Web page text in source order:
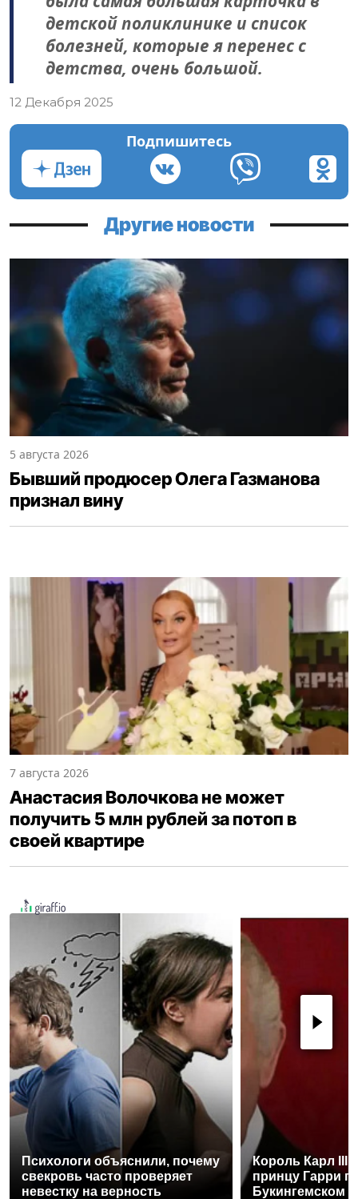
детской поликлинике и список
болезней, которые я перенес с
детства, очень большой.
12 Декабря 2025
Подпишитесь
Другие новости
5 августа 2026
Бывший продюсер Олега Газманова
признал вину
7 августа 2026
Анастасия Волочкова не может
получить 5 млн рублей за потоп в
своей квартире
Психологи объяснили, почему
свекровь часто проверяет
невестку на верность
Король Карл III
принцу Гарри
Букингемском